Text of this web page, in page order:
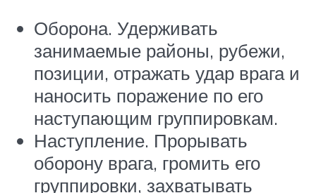
Оборона. Удерживать
занимаемые районы, рубежи,
позиции, отражать удар врага и
наносить поражение по его
наступающим группировкам.
Наступление. Прорывать
оборону врага, громить его
группировки, захватывать